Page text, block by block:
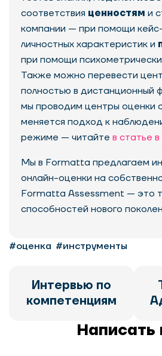
соответствия ценностям и
компании — при помощи
личностных характеристик и
при помощи
Также можно перевести
полностью в дистанционный
мы проводим центры оценки
меняется подход к
режиме — читайте в статье
Мы в Formatta предлагаем
онлайн-оценки на
Formatta Assessment — это
способностей нового
#оценка #инструменты
Интервью по
компетенциям
Написать